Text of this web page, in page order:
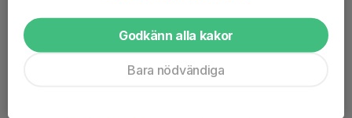
Godkänn alla kakor
Bara nödvändiga